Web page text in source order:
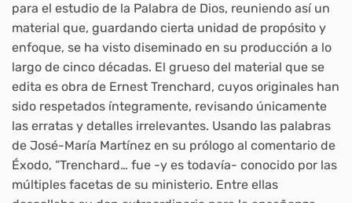
para el estudio de la Palabra de Dios, reuniendo así un
material que, guardando cierta unidad de propósito y
enfoque, se ha visto diseminado en su producción a lo
largo de cinco décadas. El grueso del material que se
edita es obra de Ernest Trenchard, cuyos originales han
sido respetados íntegramente, revisando únicamente
las erratas y detalles irrelevantes. Usando las palabras
de José-María Martínez en su prólogo al comentario de
Éxodo, “Trenchard… fue -y es todavía- conocido por las
múltiples facetas de su ministerio. Entre ellas